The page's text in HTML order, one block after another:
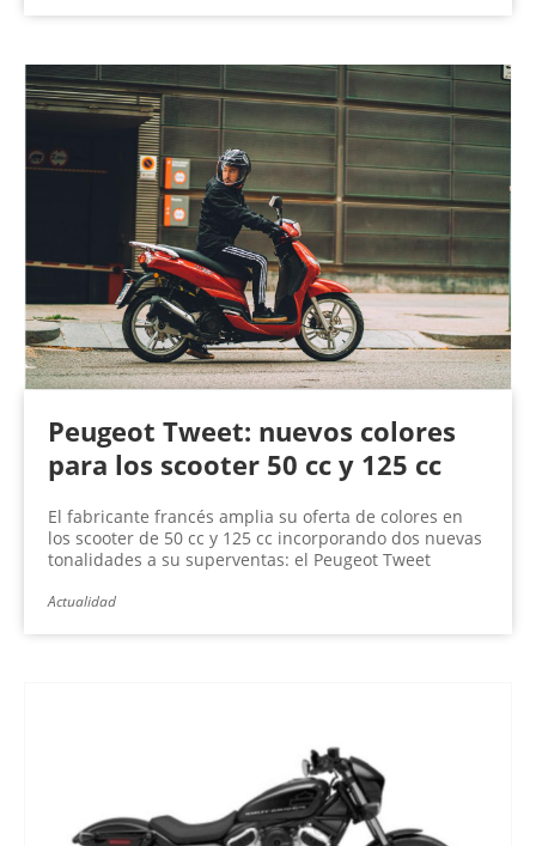
Peugeot Tweet: nuevos colores
para los scooter 50 cc y 125 cc
El fabricante francés amplia su oferta de colores en
los scooter de 50 cc y 125 cc incorporando dos nuevas
tonalidades a su superventas: el Peugeot Tweet
Actualidad